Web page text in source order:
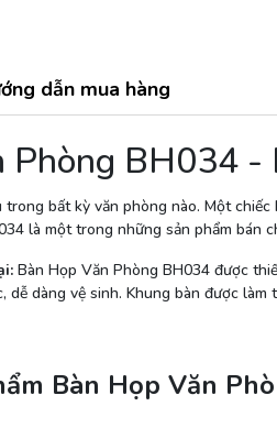
dẫn mua hàng
Phòng BH034
bất kỳ văn phòng nào. Một
là một trong những sản phẩm
Bàn Họp Văn Phòng BH034 được
dễ dàng vệ sinh. Khung bàn được
Bàn Họp Văn